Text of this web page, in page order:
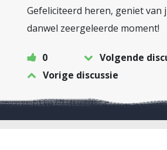
Gefeliciteerd heren, geniet van
danwel zeergeleerde moment!
0
Volgende
Vorige discussie